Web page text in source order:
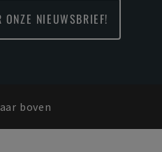
NIEUWSBRIEF!
boven